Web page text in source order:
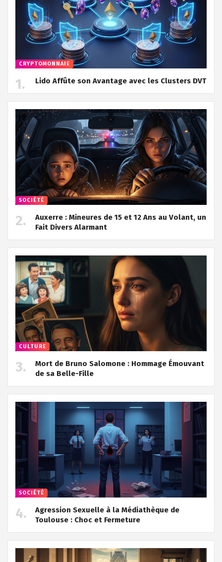
CRYPTOMONNAIE
Lido Affûte son Avantage avec les Clusters DVT
SOCIÉTÉ
Auxerre : Mineures de 15 et 12 Ans au Volant, un
Fait Divers Alarmant
CULTURE
Mort de Bruno Salomone : Hommage Émouvant
de sa Belle-Fille
SOCIÉTÉ
Agression Sexuelle à la Médiathèque de
Toulouse : Choc et Fermeture